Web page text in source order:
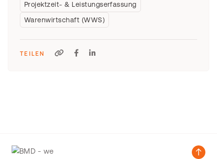
Projektzeit- & Leistungserfassung
Warenwirtschaft (WWS)
TEILEN